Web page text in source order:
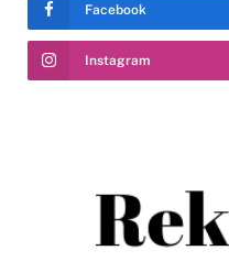
Facebook
Instagram